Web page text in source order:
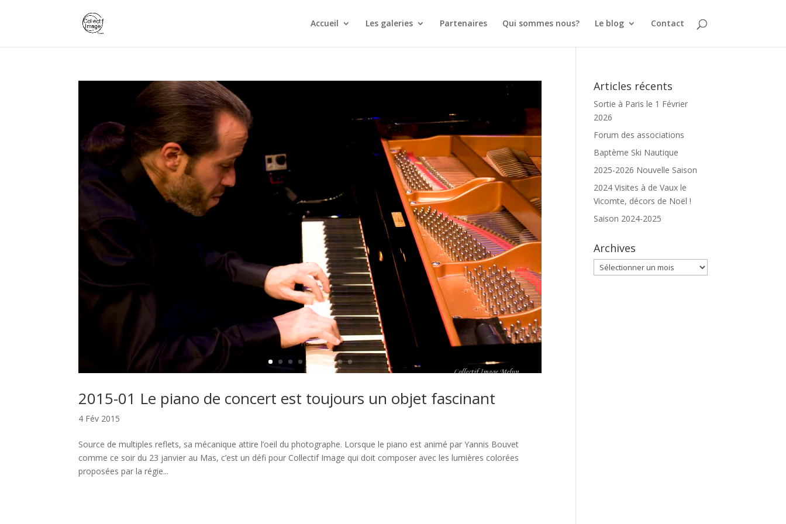
Accueil Les galeries Partenaires Qui sommes nous? Le blog Contact
2015-01 Le piano de concert est toujours un objet fascinant
4 Fév 2015
Source de multiples reflets, sa mécanique attire l’oeil du photographe. Lorsque le piano est animé par Yannis Bouvet
comme ce soir du 23 janvier au Mas, c’est un défi pour Collectif Image qui doit composer avec les lumières colorées
proposées par la régie...
Articles récents
Sortie à Paris le 1 Février
2026
Forum des associations
Baptème Ski Nautique
2025-2026 Nouvelle Saison
2024 Visites à de Vaux le
Vicomte, décors de Noël !
Saison 2024-2025
Archives
Archives